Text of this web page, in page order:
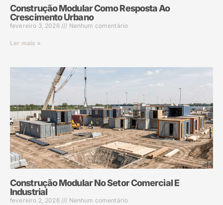
Construção Modular Como Resposta Ao
Crescimento Urbano
fevereiro 3, 2026 Nenhum comentário
Ler mais »
Construção Modular No Setor Comercial E
Industrial
fevereiro 2, 2026 Nenhum comentário